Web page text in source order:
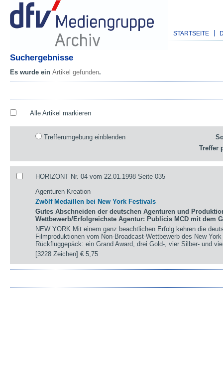
STARTSEITE
Suchergebnisse
Es wurde ein Artikel gefunden.
Alle Artikel markieren
Trefferumgebung einblenden
Treffer
HORIZONT Nr. 04 vom 22.01.1998 Seite 035
Agenturen Kreation
Zwölf Medaillen bei New York Festivals
Gutes Abschneiden der deutschen Agenturen und
Wettbewerb/Erfolgreichste Agentur: Publicis MCD mit dem
NEW YORK Mit einem ganz beachtlichen Erfolg kehren die
Filmproduktionen vom Non-Broadcast-Wettbewerb des New
Rückfluggepäck: ein Grand Award, drei Gold-, vier Silber- und
[3228 Zeichen]€ 5,75